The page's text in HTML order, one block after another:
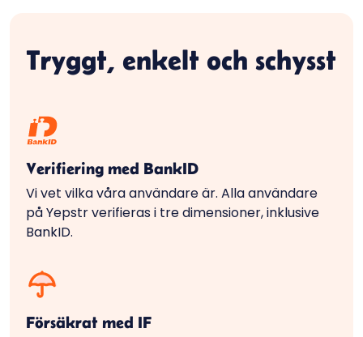
Tryggt, enkelt och schysst
Verifiering med BankID
Vi vet vilka våra användare är. Alla användare
på Yepstr verifieras i tre dimensioner, inklusive
BankID.
Försäkrat med IF